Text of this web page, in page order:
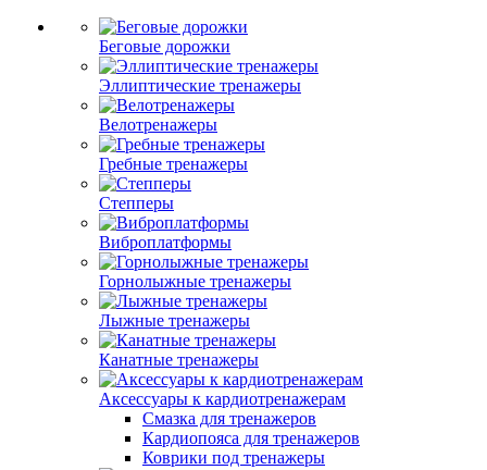
Беговые дорожки
Эллиптические тренажеры
Велотренажеры
Гребные тренажеры
Степперы
Виброплатформы
Горнолыжные тренажеры
Лыжные тренажеры
Канатные тренажеры
Аксессуары к кардиотренажерам
Смазка для тренажеров
Кардиопояса для тренажеров
Коврики под тренажеры